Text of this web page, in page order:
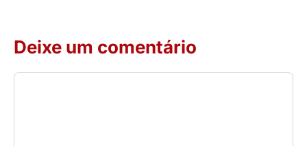
Deixe um comentário
Comentário